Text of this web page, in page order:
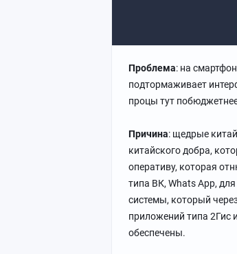
Проблема: на
подтормаживает
процы тут
Причина: щедрые
китайского добра,
оперативу, которая
типа ВК, Whats App,
системы, который
приложений типа 2Гис
обеспечены.